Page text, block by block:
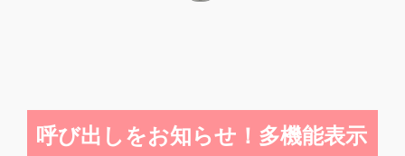
呼び出しをお知らせ！多機能表示